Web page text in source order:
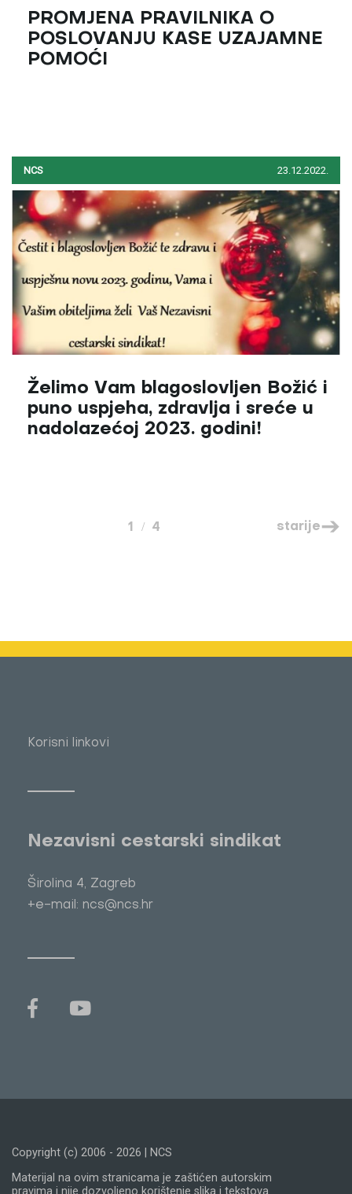
PROMJENA PRAVILNIKA O
POSLOVANJU KASE UZAJAMNE
POMOĆI
NCS 23.12.2022.
Želimo Vam blagoslovljen Božić i
puno uspjeha, zdravlja i sreće u
nadolazećoj 2023. godini!
1 4 starije
Korisni linkovi
Nezavisni cestarski sindikat
Širolina 4, Zagreb
+e-mail: ncs@ncs.hr
Copyright (c) 2006 - 2026 | NCS
Materijal na ovim stranicama je zaštićen autorskim
pravima i nije dozvoljeno korištenje slika i tekstova